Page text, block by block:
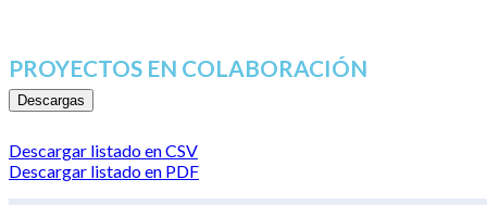
PROYECTOS EN COLABORACIÓN
Descargas
Descargar listado en CSV
Descargar listado en PDF